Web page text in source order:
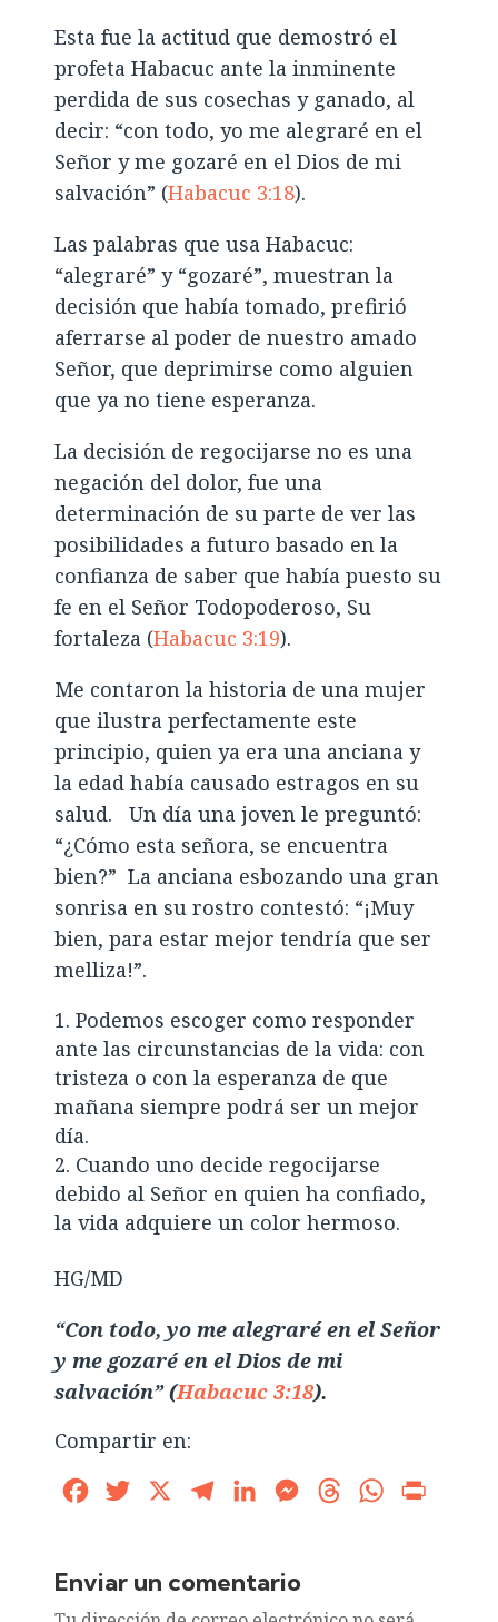
Esta fue la actitud que demostró el
profeta Habacuc ante la inminente
perdida de sus cosechas y ganado, al
decir: “con todo, yo me alegraré en el
Señor y me gozaré en el Dios de mi
salvación” (Habacuc 3:18).
Las palabras que usa Habacuc:
“alegraré” y “gozaré”, muestran la
decisión que había tomado, prefirió
aferrarse al poder de nuestro amado
Señor, que deprimirse como alguien
que ya no tiene esperanza.
La decisión de regocijarse no es una
negación del dolor, fue una
determinación de su parte de ver las
posibilidades a futuro basado en la
confianza de saber que había puesto su
fe en el Señor Todopoderoso, Su
fortaleza (Habacuc 3:19).
Me contaron la historia de una mujer
que ilustra perfectamente este
principio, quien ya era una anciana y
la edad había causado estragos en su
salud. Un día una joven le preguntó:
“¿Cómo esta señora, se encuentra
bien?” La anciana esbozando una gran
sonrisa en su rostro contestó: “¡Muy
bien, para estar mejor tendría que ser
melliza!”.
Podemos escoger como responder
ante las circunstancias de la vida: con
tristeza o con la esperanza de que
mañana siempre podrá ser un mejor
día.
Cuando uno decide regocijarse
debido al Señor en quien ha confiado,
la vida adquiere un color hermoso.
HG/MD
“Con todo, yo me alegraré en el Señor
y me gozaré en el Dios de mi
salvación” (Habacuc 3:18).
Compartir en:
FacebookTwitter TelegramLinkedInMessengerThreadsWhatsApp
Enviar un comentario